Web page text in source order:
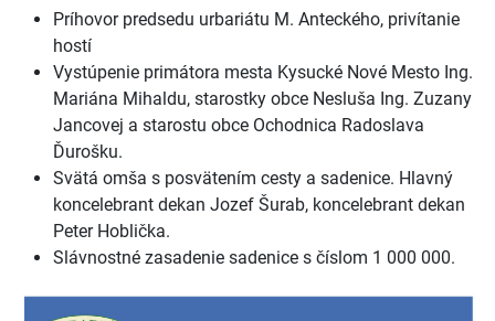
Príhovor predsedu urbariátu M. Anteckého, privítanie
hostí
Vystúpenie primátora mesta Kysucké Nové Mesto Ing.
Mariána Mihaldu, starostky obce Nesluša Ing. Zuzany
Jancovej a starostu obce Ochodnica Radoslava
Ďurošku.
Svätá omša s posvätením cesty a sadenice. Hlavný
koncelebrant dekan Jozef Šurab, koncelebrant dekan
Peter Hoblička.
Slávnostné zasadenie sadenice s číslom 1 000 000.